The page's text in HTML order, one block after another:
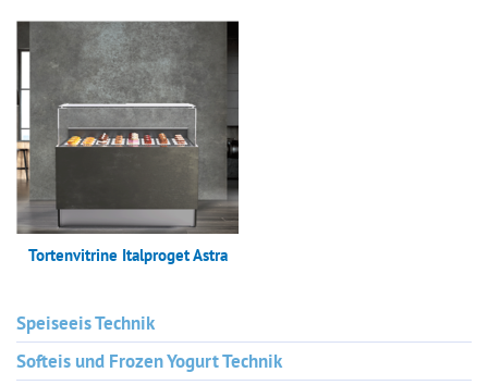
Tortenvitrine Italproget Astra
Speiseeis Technik
Softeis und Frozen Yogurt Technik